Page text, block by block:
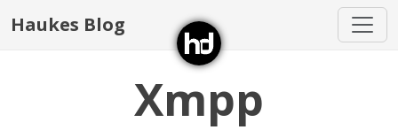
Haukes Blog
Xmpp